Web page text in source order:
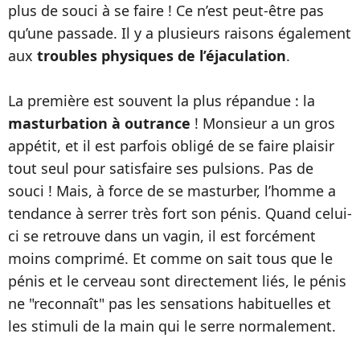
plus de souci à se faire ! Ce n’est peut-être pas
qu’une passade. Il y a plusieurs raisons également
aux troubles physiques de l’éjaculation.
La première est souvent la plus répandue : la
masturbation à outrance ! Monsieur a un gros
appétit, et il est parfois obligé de se faire plaisir
tout seul pour satisfaire ses pulsions. Pas de
souci ! Mais, à force de se masturber, l’homme a
tendance à serrer très fort son pénis. Quand celui-
ci se retrouve dans un vagin, il est forcément
moins comprimé. Et comme on sait tous que le
pénis et le cerveau sont directement liés, le pénis
ne "reconnaît" pas les sensations habituelles et
les stimuli de la main qui le serre normalement.